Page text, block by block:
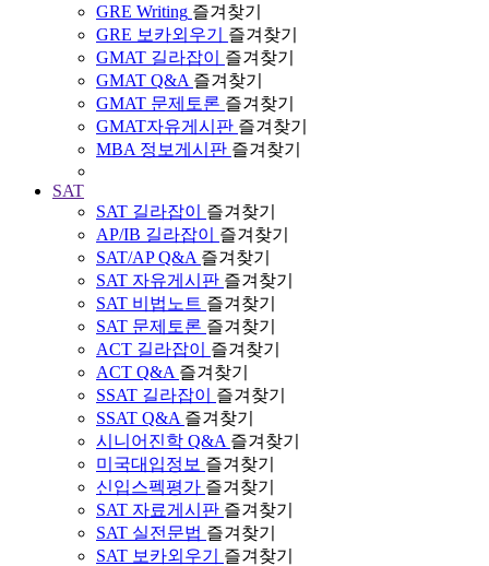
GRE Writing 즐겨찾기
GRE 보카외우기
즐겨찾기
GMAT 길라잡이
즐겨찾기
GMAT Q&A 즐겨찾기
GMAT 문제토론 즐겨찾기
GMAT자유게시판 즐겨찾기
MBA 정보게시판 즐겨찾기
SAT
SAT 길라잡이
즐겨찾기
AP/IB 길라잡이
즐겨찾기
SAT/AP Q&A 즐겨찾기
SAT 자유게시판 즐겨찾기
SAT 비법노트 즐겨찾기
SAT 문제토론 즐겨찾기
ACT 길라잡이
즐겨찾기
ACT Q&A 즐겨찾기
SSAT 길라잡이
즐겨찾기
SSAT Q&A 즐겨찾기
시니어진학 Q&A 즐겨찾기
미국대입정보 즐겨찾기
신입스펙평가 즐겨찾기
SAT 자료게시판 즐겨찾기
SAT 실전문법 즐겨찾기
SAT 보카외우기
즐겨찾기